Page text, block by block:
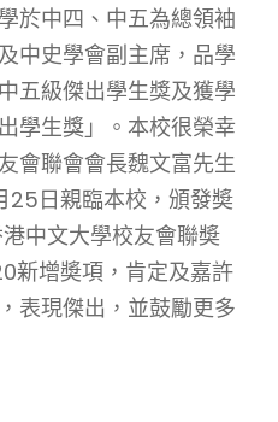
於中四、中五為總領袖
中史學會副主席，品學
五級傑出學生獎及獲學
學生獎」。本校很榮幸
會聯會會長魏文富先生
25日親臨本校，頒發奬
中文大學校友會聯奬
新增奬項，肯定及嘉許
表現傑出，並鼓勵更多